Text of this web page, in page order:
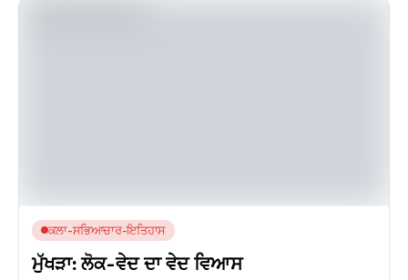
ਕਲਾ-ਸਭਿਆਚਾਰ-ਇਤਿਹਾਸ
ਮੁੱਖੜਾ: ਲੋਕ-ਵੇਦ ਦਾ ਵੇਦ ਵਿਆਸ